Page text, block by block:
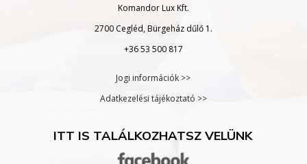
Komandor Lux Kft.
2700 Cegléd, Bürgeház dűlő 1.
+36 53 500 817
Jogi információk >>
Adatkezelési tájékoztató >>
ITT IS TALÁLKOZHATSZ VELÜNK